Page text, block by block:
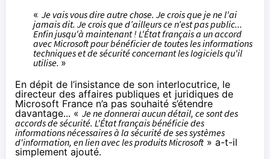
« Je vais vous dire autre chose. Je crois que je ne l'ai
jamais dit. Je crois que d’ailleurs ce n’est pas public...
Enfin jusqu'à maintenant ! L'État français a un accord
avec Microsoft pour bénéficier de toutes les informations
techniques et de sécurité concernant les logiciels qu'il
utilise. »
En dépit de l’insistance de son interlocutrice, le
directeur des affaires publiques et juridiques de
Microsoft France n’a pas souhaité s’étendre
davantage... « Je ne donnerai aucun détail, ce sont des
accords de sécurité. L'État français bénéficie des
informations nécessaires à la sécurité de ses systèmes
d'information, en lien avec les produits Microsoft» a-t-il
simplement ajouté.